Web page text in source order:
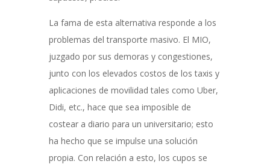
La fama de esta alternativa responde a los
problemas del transporte masivo. El MIO,
juzgado por sus demoras y congestiones,
junto con los elevados costos de los taxis y
aplicaciones de movilidad tales como Uber,
Didi, etc., hace que sea imposible de
costear a diario para un universitario; esto
ha hecho que se impulse una solución
propia. Con relación a esto, los cupos se